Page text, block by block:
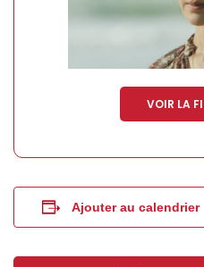
VOIR LA
Ajouter au calendrier